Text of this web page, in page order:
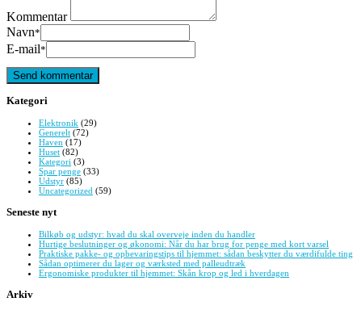
Kommentar
Navn*
E-mail*
Kategori
Elektronik (29)
Generelt (72)
Haven (17)
Huset (82)
Kategori (3)
Spar penge (33)
Udstyr (85)
Uncategorized (59)
Seneste nyt
Bilkøb og udstyr: hvad du skal overveje inden du handler
Hurtige beslutninger og økonomi: Når du har brug for penge med kort varsel
Praktiske pakke- og opbevaringstips til hjemmet: sådan beskytter du værdifulde ting
Sådan optimerer du lager og værksted med palleudtræk
Ergonomiske produkter til hjemmet: Skån krop og led i hverdagen
Arkiv